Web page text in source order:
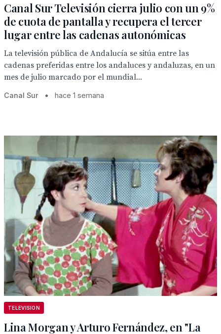
Canal Sur Televisión cierra julio con un 9%
de cuota de pantalla y recupera el tercer
lugar entre las cadenas autonómicas
La televisión pública de Andalucía se sitúa entre las
cadenas preferidas entre los andaluces y andaluzas, en un
mes de julio marcado por el mundial...
Canal Sur • hace 1 semana
TELEVISION
Lina Morgan y Arturo Fernández, en "La